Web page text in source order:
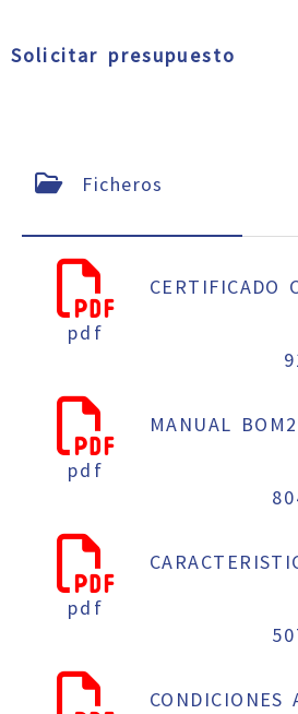
Solicitar presupuesto
Ficheros
pdf
CERTIFICADO
pdf
MANUAL
pdf
CONDICIONES